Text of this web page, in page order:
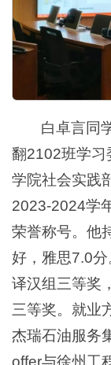
白卓言同
翻2102班学习
学院社会实践
2023-2024学
荣誉称号。他
好，雅思7.0
译汉组三等奖
三等奖。就业
杰瑞石油服务